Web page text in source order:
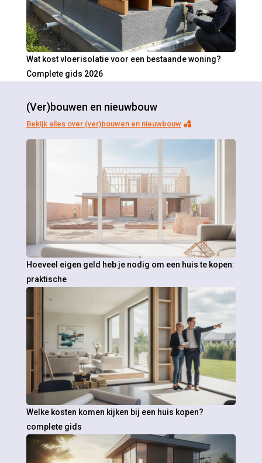
Wat kost vloerisolatie voor een bestaande woning?
Complete gids 2026
(Ver)bouwen en nieuwbouw
Bekijk alles over (ver)bouwen en nieuwbouw
Hoeveel eigen geld heb je nodig om een huis te kopen:
praktische
Welke kosten komen kijken bij een huis kopen?
complete gids